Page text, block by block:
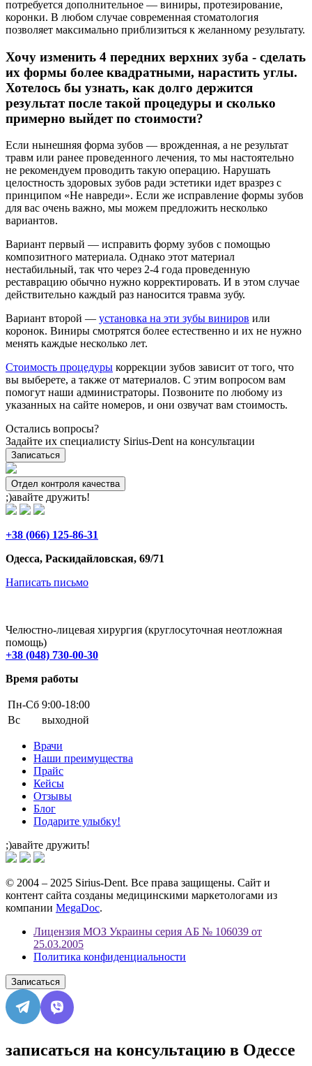
потребуется дополнительное — виниры, протезирование,
коронки. В любом случае современная стоматология
позволяет максимально приблизиться к желанному результату.
Хочу изменить 4 передних верхних зуба - сделать
их формы более квадратными, нарастить углы.
Хотелось бы узнать, как долго держится
результат после такой процедуры и сколько
примерно выйдет по стоимости?
Если нынешняя форма зубов — врожденная, а не результат
травм или ранее проведенного лечения, то мы настоятельно
не рекомендуем проводить такую операцию. Нарушать
целостность здоровых зубов ради эстетики идет вразрез с
принципом «Не навреди». Если же исправление формы зубов
для вас очень важно, мы можем предложить несколько
вариантов.
Вариант первый — исправить форму зубов с помощью
композитного материала. Однако этот материал
нестабильный, так что через 2-4 года проведенную
реставрацию обычно нужно корректировать. И в этом случае
действительно каждый раз наносится травма зубу.
Вариант второй — установка на эти зубы виниров или
коронок. Виниры смотрятся более естественно и их не нужно
менять каждые несколько лет.
Стоимость процедуры коррекции зубов зависит от того, что
вы выберете, а также от материалов. С этим вопросом вам
помогут наши администраторы. Позвоните по любому из
указанных на сайте номеров, и они озвучат вам стоимость.
Остались вопросы?
Задайте их специалисту Sirius-Dent на консультации
Записаться
Отдел контроля качества
;)авайте дружить!
+38 (066) 125-86-31
Одесса, Раскидайловская, 69/71
Написать письмо
Челюстно-лицевая хирургия (круглосуточная неотложная
помощь)
+38 (048) 730-00-30
Время работы
Пн-Cб 9:00-18:00
Вс
выходной
Врачи
Наши преимущества
Прайс
Кейсы
Отзывы
Блог
Подарите улыбку!
;)авайте дружить!
© 2004 – 2025 Sirius-Dent. Все права защищены. Сайт и
контент сайта созданы медицинскими маркетологами из
компании MegaDoc.
Лицензия МОЗ Украины серия АБ № 106039 от
25.03.2005
Политика конфиденциальности
Записаться
записаться на консультацию в Одессе